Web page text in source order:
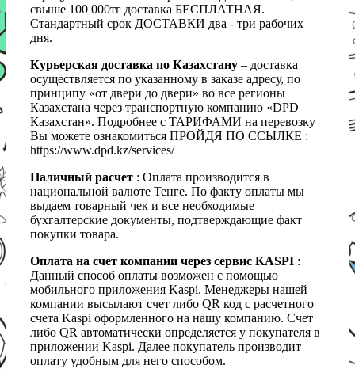
свыше 100 000тг доставка БЕСПЛАТНАЯ.
Стандартный срок ДОСТАВКИ два - три рабочих
дня.
Курьерская доставка по Казахстану – доставка
осуществляется по указанному в заказе адресу, по
принципу «от двери до двери» во все регионы
Казахстана через транспортную компанию «DPD
Казахстан». Подробнее с ТАРИФАМИ на перевозку
Вы можете ознакомиться ПРОЙДЯ ПО ССЫЛКЕ :
https://www.dpd.kz/services/
Наличный расчет : Оплата производится в
национальной валюте Тенге. По факту оплаты мы
выдаем товарный чек и все необходимые
бухгалтерские документы, подтверждающие факт
покупки товара.
Оплата на счет компании через сервис KASPI :
Данный способ оплаты возможен с помощью
мобильного приложения Kaspi. Менеджеры нашей
компании высылают счет либо QR код с расчетного
счета Kaspi оформленного на нашу компанию. Счет
либо QR автоматически определяется у покупателя в
приложении Kaspi. Далее покупатель производит
оплату удобным для него способом.